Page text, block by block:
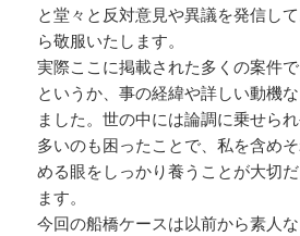
と堂々と反対意見や異議を発信し
ら敬服いたします。
実際ここに掲載された多くの案件
というか、事の経緯や詳しい動機
ました。世の中には論調に乗せら
多いのも困ったことで、私を含め
める眼をしっかり養うことが大切
ます。
今回の船橋ケースは以前から素人